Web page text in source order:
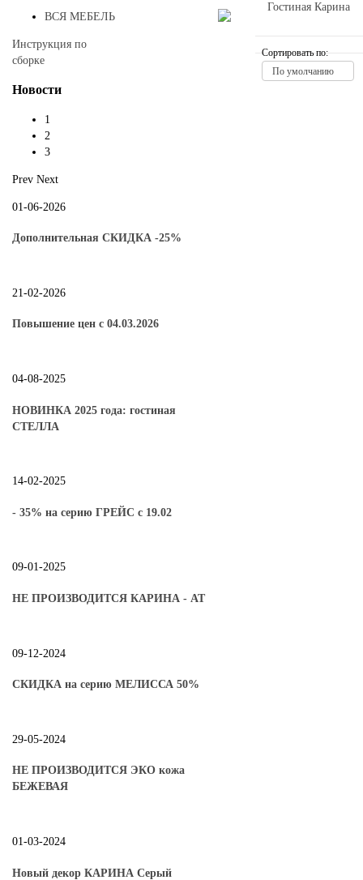
Гостиная Карина
Сортировать по:
По умолчанию
ВСЯ МЕБЕЛЬ
Инструкция по
сборке
Новости
1
2
3
Prev Next
01-06-2026
Дополнительная СКИДКА -25%
21-02-2026
Повышение цен с 04.03.2026
04-08-2025
НОВИНКА 2025 года: гостиная
СТЕЛЛА
14-02-2025
- 35% на серию ГРЕЙС с 19.02
09-01-2025
НЕ ПРОИЗВОДИТСЯ КАРИНА - АТ
09-12-2024
СКИДКА на серию МЕЛИССА 50%
29-05-2024
НЕ ПРОИЗВОДИТСЯ ЭКО кожа
БЕЖЕВАЯ
01-03-2024
Новый декор КАРИНА Серый